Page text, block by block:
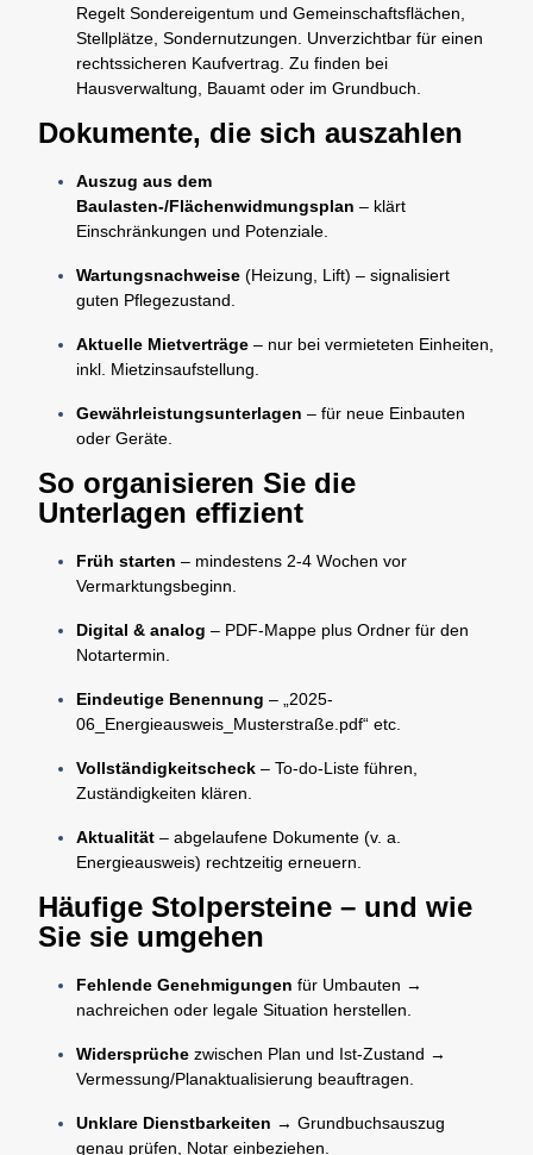
Regelt Sondereigentum und Gemeinschaftsflächen,
Stellplätze, Sondernutzungen. Unverzichtbar für einen
rechtssicheren Kaufvertrag. Zu finden bei
Hausverwaltung, Bauamt oder im Grundbuch.
Dokumente, die sich auszahlen
Auszug aus dem
Baulasten-/Flächenwidmungsplan – klärt
Einschränkungen und Potenziale.
Wartungsnachweise (Heizung, Lift) – signalisiert
guten Pflegezustand.
Aktuelle Mietverträge – nur bei vermieteten Einheiten,
inkl. Mietzinsaufstellung.
Gewährleistungsunterlagen – für neue Einbauten
oder Geräte.
So organisieren Sie die
Unterlagen effizient
Früh starten – mindestens 2-4 Wochen vor
Vermarktungsbeginn.
Digital & analog – PDF-Mappe plus Ordner für den
Notartermin.
Eindeutige Benennung – „2025-
06_Energieausweis_Musterstraße.pdf“ etc.
Vollständigkeitscheck – To-do-Liste führen,
Zuständigkeiten klären.
Aktualität – abgelaufene Dokumente (v. a.
Energieausweis) rechtzeitig erneuern.
Häufige Stolpersteine – und wie
Sie sie umgehen
Fehlende Genehmigungen für Umbauten →
nachreichen oder legale Situation herstellen.
Widersprüche zwischen Plan und Ist-Zustand →
Vermessung/Planaktualisierung beauftragen.
Unklare Dienstbarkeiten → Grundbuchsauszug
genau prüfen, Notar einbeziehen.